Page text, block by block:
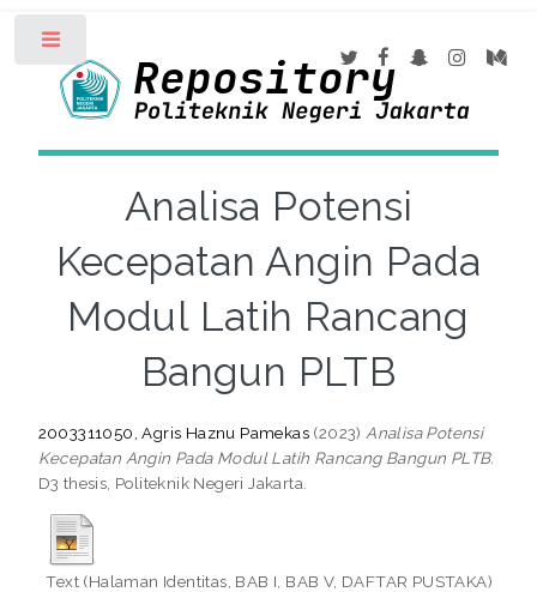
Analisa Potensi
Kecepatan Angin Pada
Modul Latih Rancang
Bangun PLTB
2003311050, Agris Haznu Pamekas (2023) Analisa Potensi
Kecepatan Angin Pada Modul Latih Rancang Bangun PLTB.
D3 thesis, Politeknik Negeri Jakarta.
Text (Halaman Identitas, BAB I, BAB V, DAFTAR PUSTAKA)